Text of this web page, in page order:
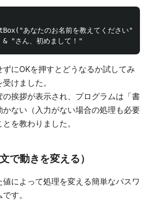
あなたのお名前を教えてください")
にOKを押すとどうなるか試してみ
けました。
挨拶が表示され、プログラムは「書
ない（入力がない場合の処理も必要
を教わりました。
で動きを変える）
によって処理を変える簡単なパスワ
す。